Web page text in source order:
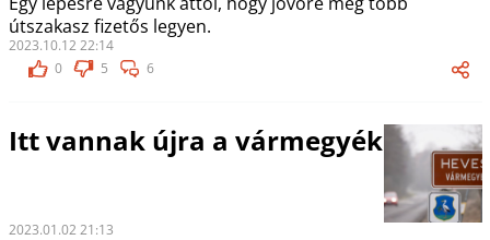
útszakasz fizetős legyen.
2023.10.12 22:14
0
5 6
Itt vannak újra a vármegyék
2023.01.02 21:13